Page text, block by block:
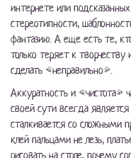
интернете или
стереотипности,
фантазию. А еще есть те,
только теряет к
сделать «неправильно».
Аккуратность и «чистота»
своей сути всегда
сталкивается со сложными
клей пальцами не лезь,
рисовать на столе, почему